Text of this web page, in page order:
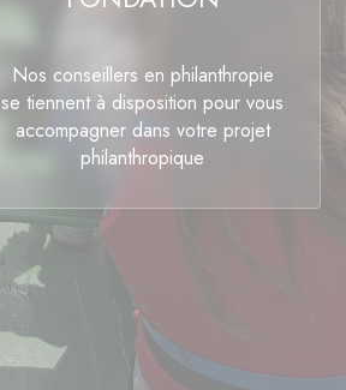
Nos conseillers en philanthropie
se tiennent à disposition pour vous
accompagner dans votre projet
philanthropique